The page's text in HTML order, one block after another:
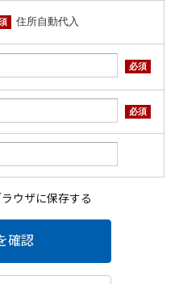
住所自動代入
必須
必須
ウザに保存する
確認